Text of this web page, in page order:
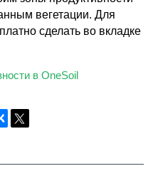
вегетации. Для
сделать во вкладке
в OneSoil